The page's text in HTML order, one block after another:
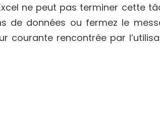
ne peut pas terminer cette
de données ou fermez le
courante rencontrée par